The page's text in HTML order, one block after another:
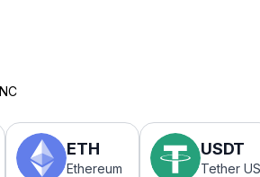
ETH
Ethereum
USDT
Tether